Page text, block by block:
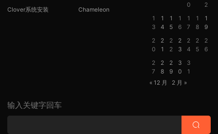
Clover系统安装 Chameleon
0
2
1
3
1
4
1
5
1
6
1
7
1
8
1
9
2
0
2
1
2
2
2
3
2
4
2
5
2
6
2
7
2
8
2
9
3
0
3
1
« 12 月
2 月 »
输入关键字回车